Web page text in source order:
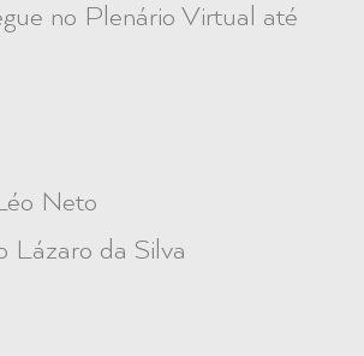
no Plenário Virtual até
Neto
Lázaro da Silva